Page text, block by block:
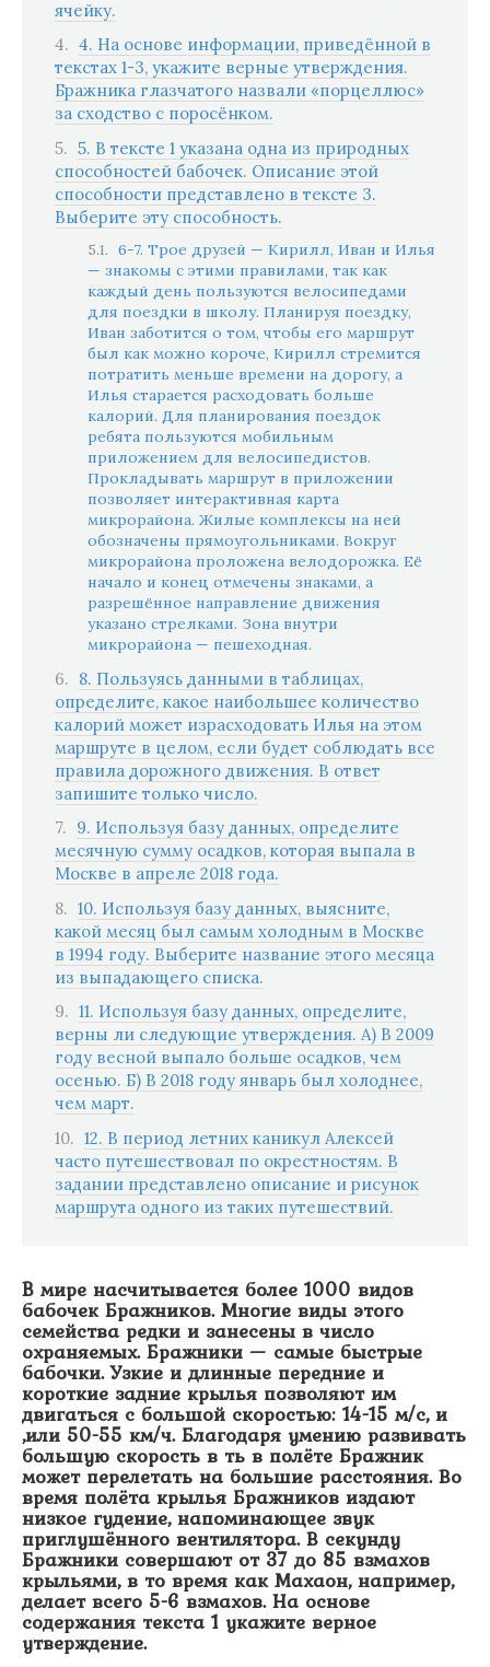
ячейку.
4. На основе информации, приведённой в
текстах 1-3, укажите верные утверждения.
Бражника глазчатого назвали «порцеллюс»
за сходство с поросёнком.
5. В тексте 1 указана одна из природных
способностей бабочек. Описание этой
способности представлено в тексте 3.
Выберите эту способность.
6-7. Трое друзей — Кирилл, Иван и Илья
— знакомы с этими правилами, так как
каждый день пользуются велосипедами
для поездки в школу. Планируя поездку,
Иван заботится о том, чтобы его маршрут
был как можно короче, Кирилл стремится
потратить меньше времени на дорогу, а
Илья старается расходовать больше
калорий. Для планирования поездок
ребята пользуются мобильным
приложением для велосипедистов.
Прокладывать маршрут в приложении
позволяет интерактивная карта
микрорайона. Жилые комплексы на ней
обозначены прямоугольниками. Вокруг
микрорайона проложена велодорожка. Её
начало и конец отмечены знаками, а
разрешённое направление движения
указано стрелками. Зона внутри
микрорайона — пешеходная.
8. Пользуясь данными в таблицах,
определите, какое наибольшее количество
калорий может израсходовать Илья на этом
маршруте в целом, если будет соблюдать все
правила дорожного движения. В ответ
запишите только число.
9. Используя базу данных, определите
месячную сумму осадков, которая выпала в
Москве в апреле 2018 года.
10. Используя базу данных, выясните,
какой месяц был самым холодным в Москве
в 1994 году. Выберите название этого месяца
из выпадающего списка.
11. Используя базу данных, определите,
верны ли следующие утверждения. A) В 2009
году весной выпало больше осадков, чем
осенью. Б) В 2018 году январь был холоднее,
чем март.
12. В период летних каникул Алексей
часто путешествовал по окрестностям. В
задании представлено описание и рисунок
маршрута одного из таких путешествий.
B мире насчитывается более 1000 видов
бабочек Бражников. Многие виды этого
семейства редки и занесены в число
охраняемых. Бражники — самые быстрые
бабочки. Узкие и длинные передние и
короткие задние крылья позволяют им
двигаться с большой скоростью: 14-15 м/с, и
,или 50-55 км/ч. Благодаря умению развивать
большую скорость в ть в полёте Бражник
может перелетать на большие расстояния. Во
время полёта крылья Бражников издают
низкое гудение, напоминающее звук
приглушённого вентилятора. В секунду
Бражники совершают от 37 до 85 взмахов
крыльями, в то время как Махаон, например,
делает всего 5-6 взмахов. На основе
содержания текста 1 укажите верное
утверждение.